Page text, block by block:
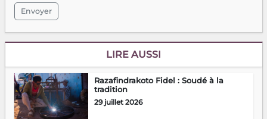
Envoyer
LIRE AUSSI
Razafindrakoto Fidel : Soudé à la
tradition
29 juillet 2026